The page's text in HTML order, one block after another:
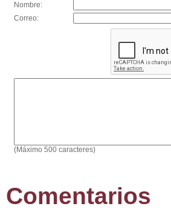
Nombre:
Correo:
(Máximo 500 caracteres)
Comentarios